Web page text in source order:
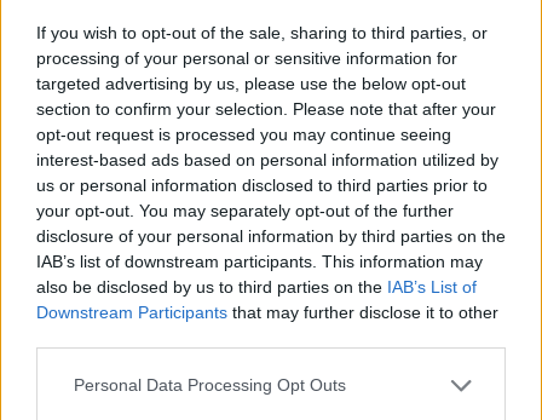
If you wish to opt-out of the sale, sharing to third parties, or
processing of your personal or sensitive information for
targeted advertising by us, please use the below opt-out
section to confirm your selection. Please note that after your
opt-out request is processed you may continue seeing
interest-based ads based on personal information utilized by
us or personal information disclosed to third parties prior to
your opt-out. You may separately opt-out of the further
disclosure of your personal information by third parties on the
IAB’s list of downstream participants. This information may
also be disclosed by us to third parties on the IAB’s List of
Downstream Participants that may further disclose it to other
Personal Data Processing Opt Outs
lakástulajdonosokat: 600 milliós
csalássorozatot állítottak meg az utolsó
pillanatban
A nyomozás adatai szerint a bűncselekmény-sorozat már
legalább 25 ingatlant érint Csömörön, Szadán és
Budapesten.